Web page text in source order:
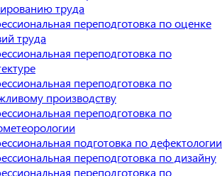
труда
переподготовка по оценке
труда
переподготовка по
переподготовка по
производству
переподготовка по
подготовка по дефектологии
переподготовка по дизайну
переподготовка по